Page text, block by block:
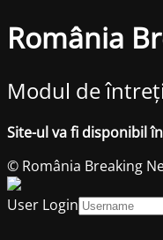
România
Modul de
Site-ul va fi disponibil
© România Breaking
User Login